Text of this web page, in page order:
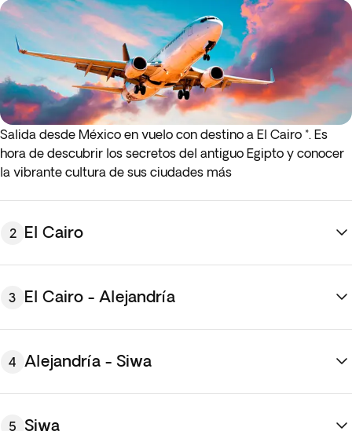
Salida desde México en vuelo con destino a El Cairo *. Es
hora de descubrir los secretos del antiguo Egipto y conocer
la vibrante cultura de sus ciudades más
de las 4:00 a.m.), debes presentarte en al aeropuerto la
2 El Cairo
comenzar a explorar el ambiente de la capital, la joya
3 El Cairo - Alejandría
4 Alejandría - Siwa
5 Siwa